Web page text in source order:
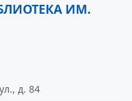
ИМ.
д. 84